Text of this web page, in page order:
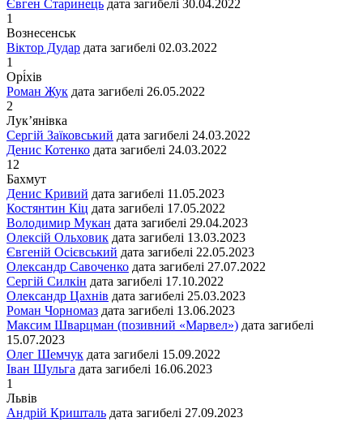
Євген Старинець дата загибелі 30.04.2022
1
Вознесенськ
Віктор Дудар дата загибелі 02.03.2022
1
Орі́хів
Роман Жук дата загибелі 26.05.2022
2
Лук’янівка
Сергій Заїковський дата загибелі 24.03.2022
Денис Котенко дата загибелі 24.03.2022
12
Бахмут
Денис Кривий дата загибелі 11.05.2023
Костянтин Кіц дата загибелі 17.05.2022
Володимир Мукан дата загибелі 29.04.2023
Олексій Ольховик дата загибелі 13.03.2023
Євгеній Осієвський дата загибелі 22.05.2023
Олександр Савоченко дата загибелі 27.07.2022
Сергій Силкін дата загибелі 17.10.2022
Олександр Цахнів дата загибелі 25.03.2023
Роман Чорномаз дата загибелі 13.06.2023
Максим Шварцман (позивний «Марвел») дата загибелі
15.07.2023
Олег Шемчук дата загибелі 15.09.2022
Іван Шульга дата загибелі 16.06.2023
1
Львiв
Андрій Кришталь дата загибелі 27.09.2023